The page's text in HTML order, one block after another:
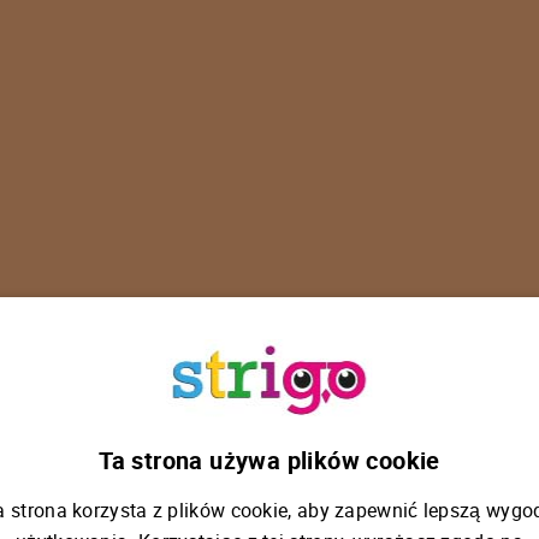
Ups!
Ta strona używa plików cookie
strona korzysta z plików cookie, aby zapewnić lepszą